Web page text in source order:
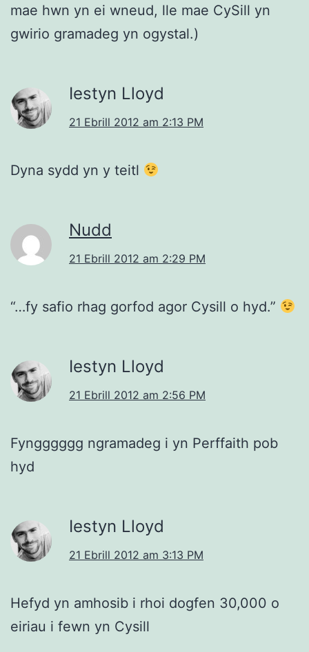
mae hwn yn ei wneud, lle mae CySill yn
gwirio gramadeg yn ogystal.)
Iestyn Lloyd
21 Ebrill 2012 am 2:13 PM
Dyna sydd yn y teitl
Nudd
21 Ebrill 2012 am 2:29 PM
“…fy safio rhag gorfod agor Cysill o hyd.”
Iestyn Lloyd
21 Ebrill 2012 am 2:56 PM
Fyngggggg ngramadeg i yn Perffaith pob
hyd
Iestyn Lloyd
21 Ebrill 2012 am 3:13 PM
Hefyd yn amhosib i rhoi dogfen 30,000 o
eiriau i fewn yn Cysill